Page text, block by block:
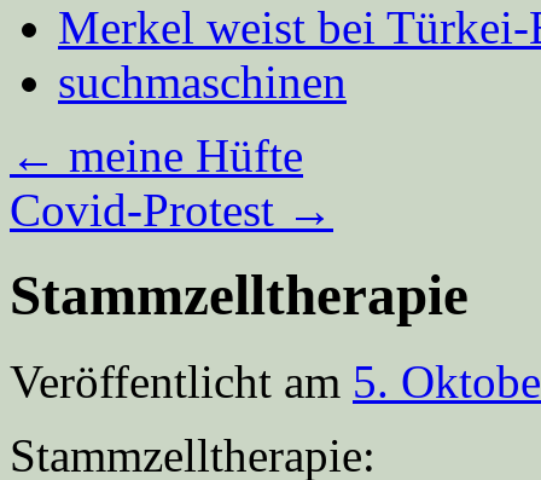
Merkel weist bei
suchmaschinen
← meine Hüfte
Covid-Protest →
Stammzelltherapie
Veröffentlicht am 5.
Stammzelltherapie: